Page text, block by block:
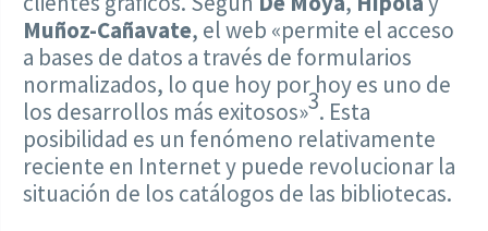
Muñoz-Cañavate, el web «permite el acceso
a bases de datos a través de formularios
normalizados, lo que hoy por hoy es uno de
los desarrollos más exitosos»3. Esta
posibilidad es un fenómeno relativamente
reciente en Internet y puede revolucionar la
situación de los catálogos de las bibliotecas.